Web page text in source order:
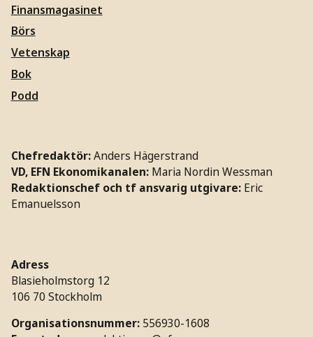
Finansmagasinet
Börs
Vetenskap
Bok
Podd
Chefredaktör:Anders Hägerstrand
VD, EFN Ekonomikanalen: Maria Nordin Wessman
Redaktionschef och tf ansvarig utgivare: Eric
Emanuelsson
Adress
Blasieholmstorg 12
106 70 Stockholm
Organisationsnummer: 556930-1608